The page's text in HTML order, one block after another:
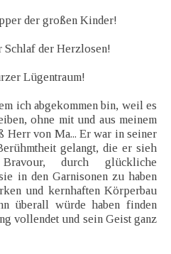
der großen Kinder!
der Herzlosen!
Lügentraum!
ich abgekommen bin, weil es
ohne mit und aus meinem
Herr von Ma... Er war in seiner
gelangt, die er sieh
durch glückliche
in den Garnisonen zu haben
und kernhaften Körperbau
überall würde haben finden
vollendet und sein Geist ganz